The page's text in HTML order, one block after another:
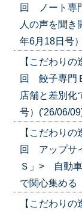
回 ノート専
人の声を聞き
年6月18日号
【こだわり
回 餃子専門
店舗と差別化
号）('26/06/
【こだわり
回 アップサ
Ｓ」> 自動
で関心集める
【こだわり